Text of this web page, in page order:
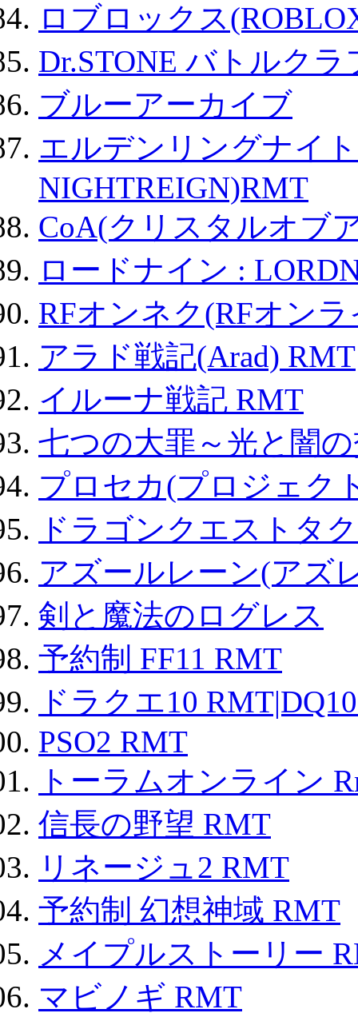
ロブロックス
Dr.STONE バトルク
ブルーアーカイブ
エルデンリングナイ
NIGHTREIGN)RMT
CoA(クリスタルオブ
ロードナイン :
RFオンネク(RFオン
アラド戦記(Arad) RMT
イルーナ戦記 RMT
七つの大罪～光と闇
プロセカ(プロジェク
ドラゴンクエストタ
アズールレーン(アズ
剣と魔法のログレス
予約制 FF11 RMT
ドラクエ10
PSO2 RMT
トーラムオンライン
信長の野望 RMT
リネージュ2 RMT
予約制 幻想神域 RMT
メイプルストーリー
マビノギ RMT